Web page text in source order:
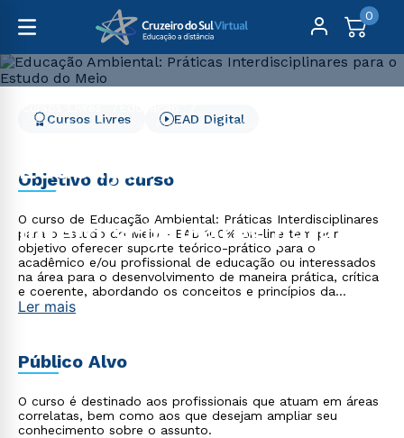
0
Educação Ambiental: Práticas Interdisciplinares para o
Educação Ambiental:
Práticas
Interdisciplinares para o
Estudo do Meio
Cursos Livres EAD Digital
Objetivo do curso
O curso de Educação Ambiental: Práticas Interdisciplinares
para o Estudo do Meio - EAD 100% on-line tem por
objetivo oferecer suporte teórico-prático para o
acadêmico e/ou profissional de educação ou interessados
na área para o desenvolvimento de maneira prática, crítica
e coerente, abordando os conceitos e princípios da
Educação Ambiental.
Ler mais
Público Alvo
O curso é destinado aos profissionais que atuam em áreas
correlatas, bem como aos que desejam ampliar seu
conhecimento sobre o assunto.